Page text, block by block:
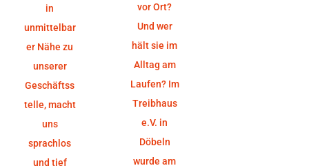
vor Ort?
Und wer
hält sie im
Alltag am
Laufen? Im
Treibhaus
e.V. in
Döbeln
wurde am
in
unmittelbar
er Nähe zu
unserer
Geschäftss
telle, macht
uns
sprachlos
und tief